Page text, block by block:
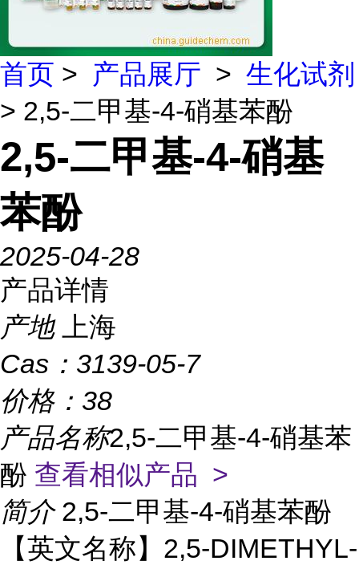
首页 > 产品展厅 > 生化试剂
> 2,5-二甲基-4-硝基苯酚
2,5-二甲基-4-硝基
苯酚
2025-04-28
产品详情
产地
上海
Cas： 3139-05-7
价格： 38
产品名称2,5-二甲基-4-硝基苯
酚 查看相似产品 >
简介 2,5-二甲基-4-硝基苯酚
【英文名称】2,5-DIMETHYL-